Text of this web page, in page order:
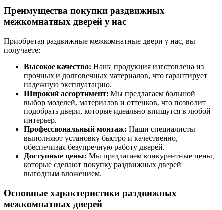
Преимущества покупки раздвижных
межкомнатных дверей у нас
Приобретая раздвижные межкомнатные двери у нас, вы
получаете:
Высокое качество: Наша продукция изготовлена из
прочных и долговечных материалов, что гарантирует
надежную эксплуатацию.
Широкий ассортимент: Мы предлагаем большой
выбор моделей, материалов и оттенков, что позволит
подобрать двери, которые идеально впишутся в любой
интерьер.
Профессиональный монтаж: Наши специалисты
выполняют установку быстро и качественно,
обеспечивая безупречную работу дверей.
Доступные цены: Мы предлагаем конкурентные цены,
которые сделают покупку раздвижных дверей
выгодным вложением.
Основные характеристики раздвижных
межкомнатных дверей